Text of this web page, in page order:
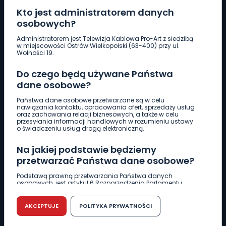
Kto jest administratorem danych
osobowych?
Administratorem jest Telewizja Kablowa Pro-Art z siedzibą
w miejscowości Ostrów Wielkopolski (63-400) przy ul.
Wolności 19.
Do czego będą używane Państwa
dane osobowe?
Państwa dane osobowe przetwarzane są w celu
nawiązania kontaktu, opracowania ofert, sprzedaży usług
oraz zachowania relacji biznesowych, a także w celu
przesyłania informacji handlowych w rozumieniu ustawy
o świadczeniu usług drogą elektroniczną.
Na jakiej podstawie będziemy
przetwarzać Państwa dane osobowe?
Podstawą prawną przetwarzania Państwa danych
osobowych, jest artykuł 6 Rozporządzenia Parlamentu
r. w sprawie ochrony osób fizycznych w związku z
przetwarzaniem danych osobowych w sprawie
swobodnego przepływu takich danych oraz uchylenia
dyrektywy 95/46/WE (RODO).
AKCEPTUJE POLITYKA PRYWATNOŚCI
Pobierz logotyp
661 997 997
REDAKCJA
62 735 22 22redakcja@wlkp24.info
DZIAŁ REKLAMY
62 735 01 85 reklama@wlkp24.info
WIADOMOŚCI
CIEKAWOSTKI